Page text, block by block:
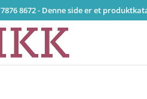
7876 8672 - Denne side er et